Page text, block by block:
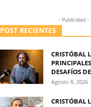
- Publicidad -
POST RECIENTES
CRISTÓBAL
DESAFÍOS
Agosto 8, 2026
CRISTÓBAL